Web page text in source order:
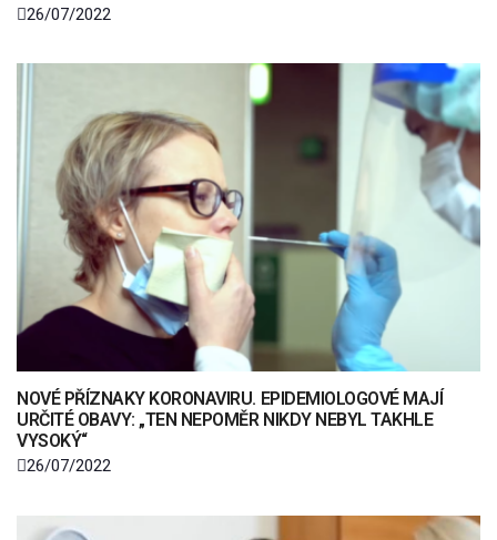
26/07/2022
NOVÉ PŘÍZNAKY KORONAVIRU. EPIDEMIOLOGOVÉ MAJÍ
URČITÉ OBAVY: „TEN NEPOMĚR NIKDY NEBYL TAKHLE
VYSOKÝ“
26/07/2022